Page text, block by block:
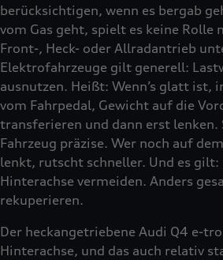
berücksichtigen, wenn es bergab
vom Gas geht, spielt es keine Rolle
Front-, Heck- oder Allradantrieb
Elektrofahrzeuge gilt generell:
ausnutzen. Heißt: Wenn’s glatt ist,
vom Fahrpedal, Gewicht auf die
transferieren und dann erst lenken.
Fahrzeug präzise. Wer noch auf
lenkt, rutscht schneller. Und es gilt:
Hinterachse vermeiden. Anders
rekuperieren.
Der heckangetriebene Audi Q4 e-
Hinterachse, und das auch relativ